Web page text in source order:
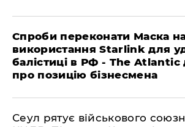
​Спроби переконати Маска
використання Starlink для
балістиці в РФ - The Atlantic
про позицію бізнесмена
​Сеул рятує військового